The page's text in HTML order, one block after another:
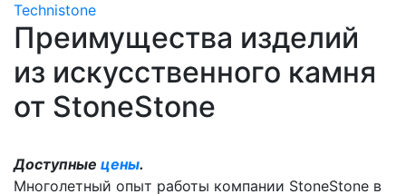
Technistone
Преимущества изделий
из искусственного камня
от StoneStone
Доступные цены.
Многолетный опыт работы компании StoneStone в